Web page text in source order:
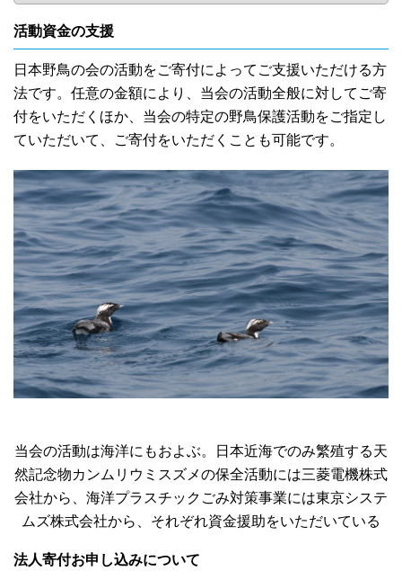
活動資金の支援
日本野鳥の会の活動をご寄付によってご支援いただける方
法です。任意の金額により、当会の活動全般に対してご寄
付をいただくほか、当会の特定の野鳥保護活動をご指定し
ていただいて、ご寄付をいただくことも可能です。
当会の活動は海洋にもおよぶ。日本近海でのみ繁殖する天
然記念物カンムリウミスズメの保全活動には三菱電機株式
会社から、海洋プラスチックごみ対策事業には東京システ
ムズ株式会社から、それぞれ資金援助をいただいている
法人寄付お申し込みについて